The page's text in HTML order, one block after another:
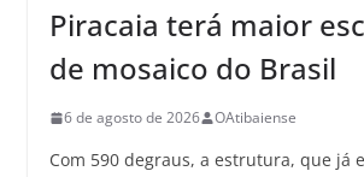
Piracaia terá maior
de mosaico do Brasil
6 de agosto de 2026 OAtibaiense
Com 590 degraus, a estrutura, que já